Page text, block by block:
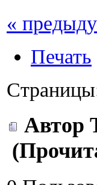
«
Печать
Автор